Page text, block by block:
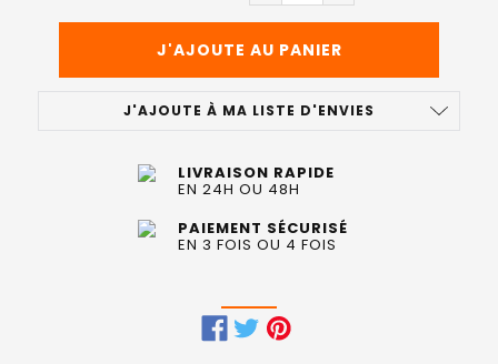
J'AJOUTE À MA LISTE D'ENVIES
LIVRAISON RAPIDE
EN 24H OU 48H
PAIEMENT SÉCURISÉ
EN 3 FOIS OU 4 FOIS